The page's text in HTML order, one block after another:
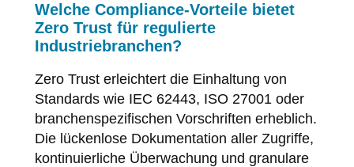
Welche Compliance-Vorteile bietet
Zero Trust für regulierte
Industriebranchen?
Zero Trust erleichtert die Einhaltung von
Standards wie IEC 62443, ISO 27001 oder
branchenspezifischen Vorschriften erheblich.
Die lückenlose Dokumentation aller Zugriffe,
kontinuierliche Überwachung und granulare